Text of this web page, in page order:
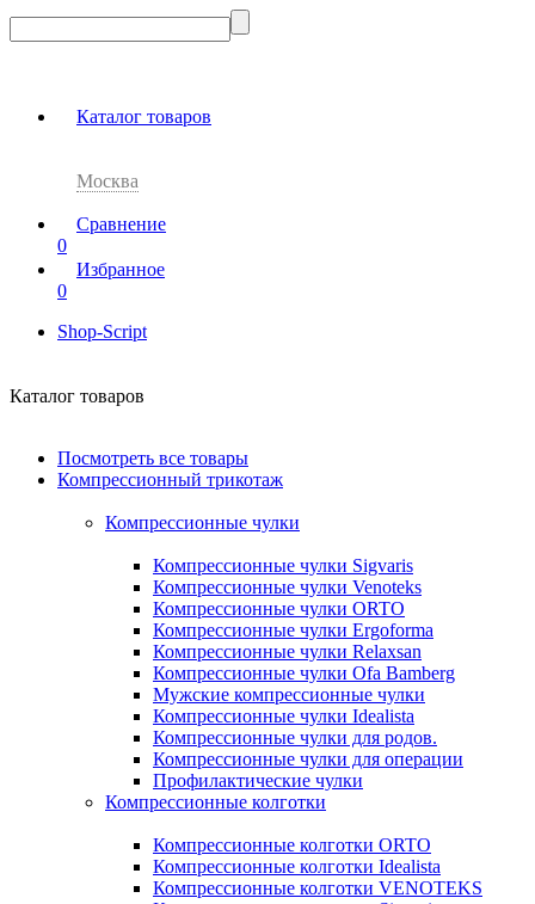
Каталог товаров
Москва
Сравнение
0
Избранное
0
Shop-Script
Каталог товаров
Посмотреть все товары
Компрессионный трикотаж
Компрессионные чулки
Компрессионные чулки Sigvaris
Компрессионные чулки Venoteks
Компрессионные чулки ORTO
Компрессионные чулки Ergoforma
Компрессионные чулки Relaxsan
Компрессионные чулки Ofa Bamberg
Мужские компрессионные чулки
Компрессионные чулки Idealista
Компрессионные чулки для родов.
Компрессионные чулки для операции
Профилактические чулки
Компрессионные колготки
Компрессионные колготки ORTO
Компрессионные колготки Idealista
Компрессионные колготки VENOTEKS